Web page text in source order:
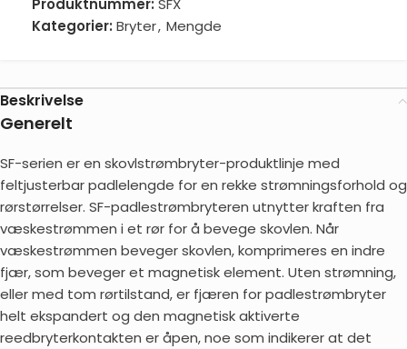
Produktnummer: SFX
Kategorier: Bryter, Mengde
Beskrivelse
Generelt
SF-serien er en skovlstrømbryter-produktlinje med
feltjusterbar padlelengde for en rekke strømningsforhold og
rørstørrelser. SF-padlestrømbryteren utnytter kraften fra
væskestrømmen i et rør for å bevege skovlen. Når
væskestrømmen beveger skovlen, komprimeres en indre
fjær, som beveger et magnetisk element. Uten strømning,
eller med tom rørtilstand, er fjæren for padlestrømbryter
helt ekspandert og den magnetisk aktiverte
reedbryterkontakten er åpen, noe som indikerer at det